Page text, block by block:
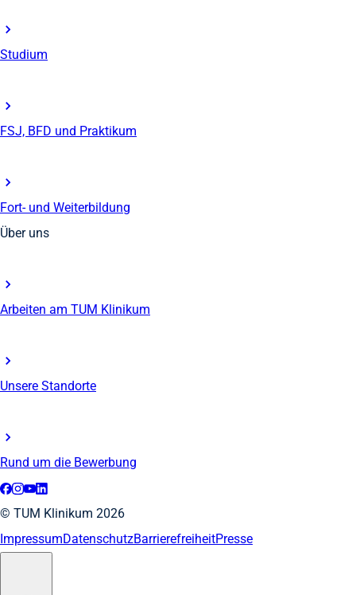
Studium
FSJ, BFD und Praktikum
Fort- und Weiterbildung
Über uns
Arbeiten am TUM Klinikum
Unsere Standorte
Rund um die Bewerbung
© TUM Klinikum 2026
ImpressumDatenschutzBarrierefreiheitPresse